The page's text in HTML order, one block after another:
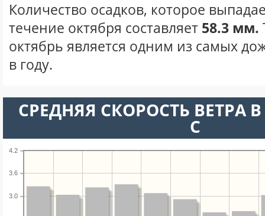
Количество осадков, которое
течение октября составляет 58.3 мм.
октябрь является одним из самых
в году.
СРЕДНЯЯ СКОРОСТЬ ВЕТРА
С
3.0
3.6
4.2